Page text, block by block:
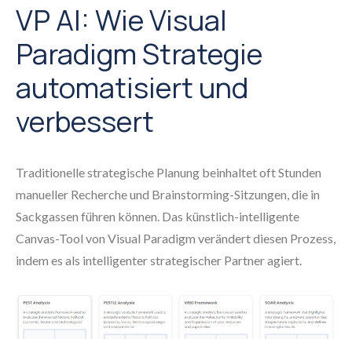
VP AI: Wie Visual
Paradigm Strategie
automatisiert und
verbessert
Traditionelle strategische Planung beinhaltet oft Stunden
manueller Recherche und Brainstorming-Sitzungen, die in
Sackgassen führen können. Das künstlich-intelligente
Canvas-Tool von Visual Paradigm verändert diesen Prozess,
indem es als intelligenter strategischer Partner agiert.